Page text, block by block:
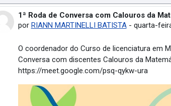
1ª Roda de Conversa com Calouros da
por RIANN MARTINELLI BATISTA- quarta-
Número de respostas: 0
O coordenador do Curso de licenciatura em
Conversa com discentes Calouros da
https://meet.google.com/psq-qykw-ura